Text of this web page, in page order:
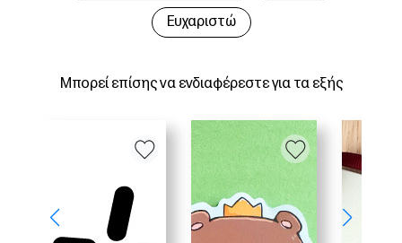
Μπορεί επίσης να ενδιαφέρεστε για τα εξής
Ευχαριστώ